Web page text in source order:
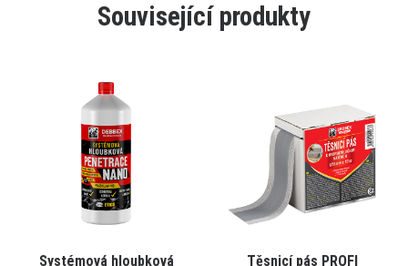
Související produkty
VYBRAT VARIANTU
Tento
Systémová hloubková
VYBRAT VARIANTU
Tento
Těsnicí pás PROFI